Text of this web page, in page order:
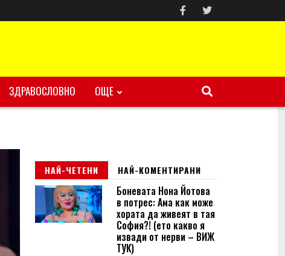
ЗДРАВОСЛОВНО ОЩЕ
НАЙ-ЧЕТЕНИ НАЙ-КОМЕНТИРАНИ
Боневата Нона Йотова
в потрес: Ама как може
хората да живеят в тая
София?! (ето какво я
извади от нерви – ВИЖ
ТУК)